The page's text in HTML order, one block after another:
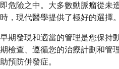
即危險之中。大多數動脈瘤從未
時，現代醫學提供了極好的選擇。
早期發現和適當的管理是您保持
期檢查、遵循您的治療計劃和管
助預防併發症。